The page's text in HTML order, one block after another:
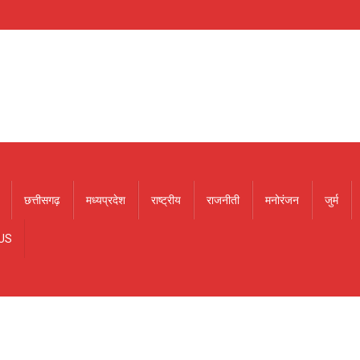
छत्तीसगढ़ मध्यप्रदेश राष्ट्रीय राजनीती मनोरंजन जुर्म